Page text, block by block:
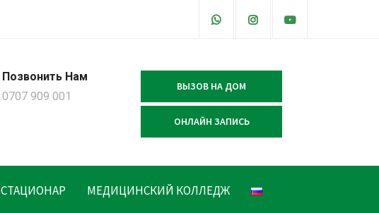
Позвонить Нам
0707 909 001
ВЫЗОВ НА ДОМ
ОНЛАЙН ЗАПИСЬ
СТАЦИОНАР МЕДИЦИНСКИЙ КОЛЛЕДЖ